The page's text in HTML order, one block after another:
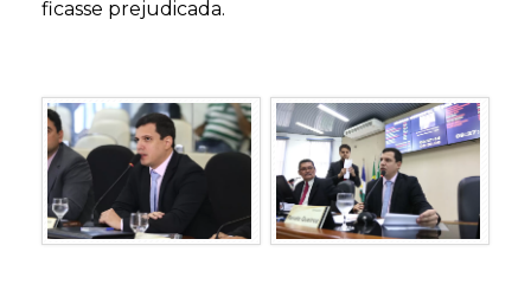
ficasse prejudicada.